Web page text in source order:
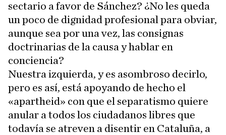
sectario a favor de Sánchez? ¿No les queda
un poco de dignidad profesional para obviar,
aunque sea por una vez, las consignas
doctrinarias de la causa y hablar en
conciencia?
Nuestra izquierda, y es asombroso decirlo,
pero es así, está apoyando de hecho el
«apartheid» con que el separatismo quiere
anular a todos los ciudadanos libres que
todavía se atreven a disentir en Cataluña, a